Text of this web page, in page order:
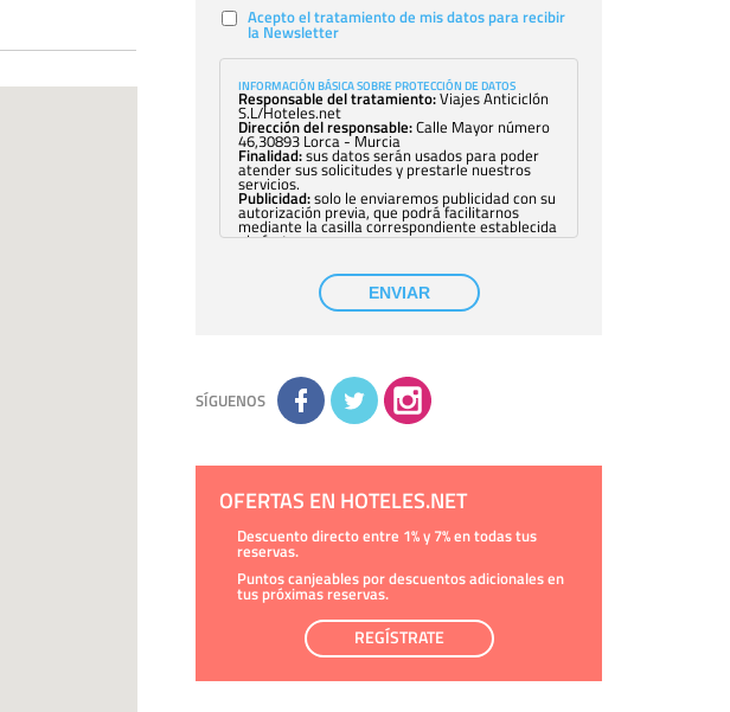
Acepto el tratamiento de mis datos para recibir
la Newsletter
INFORMACIÓN BÁSICA SOBRE PROTECCIÓN DE DATOS
Responsable del tratamiento:Viajes Anticiclón
S.L/Hoteles.net
Dirección del responsable:Calle Mayor número
46,30893 Lorca - Murcia
Finalidad:sus datos serán usados para poder
atender sus solicitudes y prestarle nuestros
servicios.
Publicidad:solo le enviaremos publicidad con su
autorización previa, que podrá facilitarnos
mediante la casilla correspondiente establecida
al efecto.
con su consentimiento previo, que podrá
facilitarnos mediante la casilla correspondiente
establecida al efecto.
Destinatarios:con carácter general, sólo el
Derechos:tiene derecho a saber qué
información tenemos sobre usted, corregirla y
eliminarla, tal y como se explica en la
información adicional disponible en nuestra
la información adicional y detallada sobre cómo
ENVIAR
SÍGUENOS
OFERTAS EN HOTELES.NET
Descuento directo entre 1% y 7% en todas tus
reservas.
Puntos canjeables por descuentos adicionales en
tus próximas reservas.
REGÍSTRATE